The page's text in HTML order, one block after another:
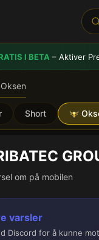
I BETA – Aktiver
Oksen
Short
om på mobilen
varsler
Discord for å kunne